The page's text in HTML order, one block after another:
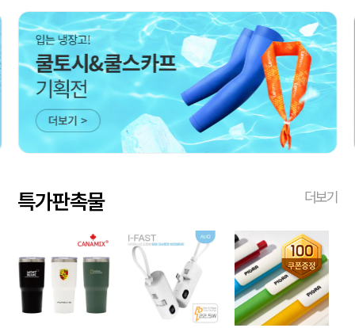
특가판촉물 더보기